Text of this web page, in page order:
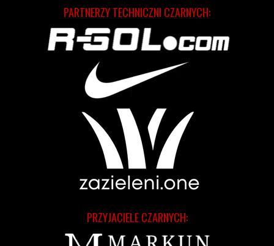
PRZYJACIELE CZARNYCH:
PARTNERZY TECHNICZNI CZARNYCH: